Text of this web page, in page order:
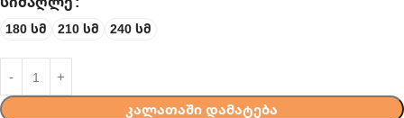
180 სმ 210 სმ 240 სმ
ᲙᲐᲚᲐᲗᲐᲨᲘ ᲓᲐᲛᲐᲢᲔᲑᲐ